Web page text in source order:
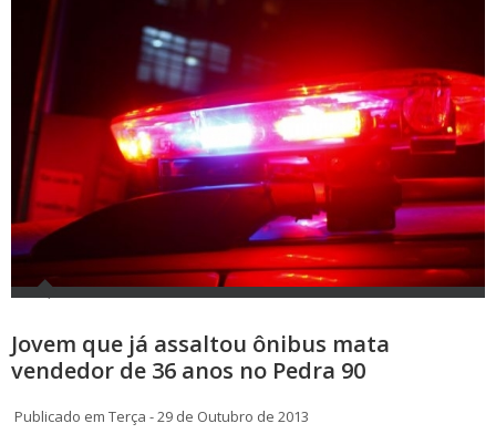
Jovem que já assaltou ônibus mata
vendedor de 36 anos no Pedra 90
Publicado em Terça - 29 de Outubro de 2013